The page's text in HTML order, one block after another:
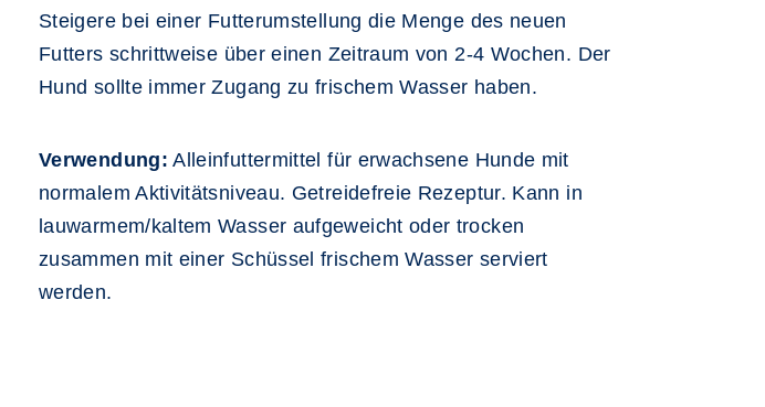
Steigere bei einer Futterumstellung die Menge des neuen
Futters schrittweise über einen Zeitraum von 2-4 Wochen. Der
Hund sollte immer Zugang zu frischem Wasser haben.
Verwendung: Alleinfuttermittel für erwachsene Hunde mit
normalem Aktivitätsniveau. Getreidefreie Rezeptur. Kann in
lauwarmem/kaltem Wasser aufgeweicht oder trocken
zusammen mit einer Schüssel frischem Wasser serviert
werden.